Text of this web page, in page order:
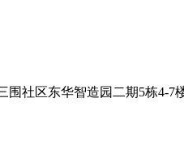
围社区东华智造园二期5栋4-7